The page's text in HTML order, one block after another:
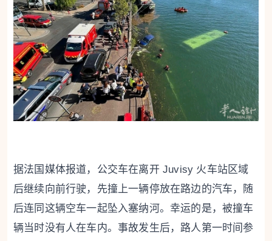
据法国媒体报道，公交车在离开 Juvisy 火车站区域
后继续向前行驶，先撞上一辆停放在路边的汽车，随
后连同这辆空车一起坠入塞纳河。幸运的是，被撞车
辆当时没有人在车内。事故发生后，路人第一时间参